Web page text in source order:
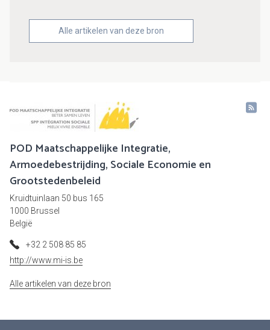
Alle artikelen van deze bron
POD Maatschappelijke Integratie,
Armoedebestrijding, Sociale Economie en
Grootstedenbeleid
Kruidtuinlaan 50 bus 165
1000 Brussel
België
+32 2 508 85 85
http://www.mi-is.be
Alle artikelen van deze bron